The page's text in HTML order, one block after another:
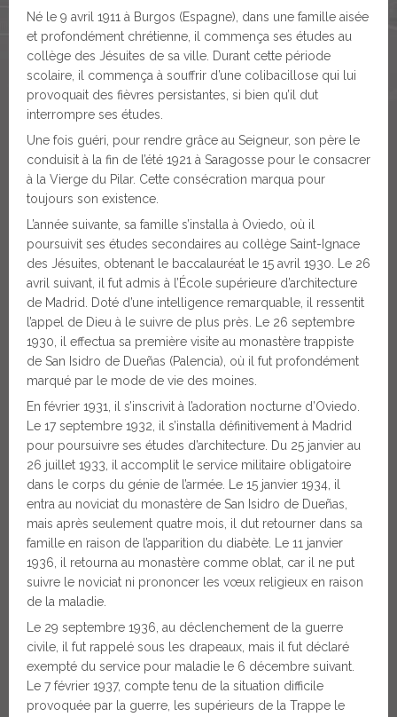
Né le 9 avril 1911 à Burgos (Espagne), dans une famille aisée
et profondément chrétienne, il commença ses études au
collège des Jésuites de sa ville. Durant cette période
scolaire, il commença à souffrir d’une colibacillose qui lui
provoquait des fièvres persistantes, si bien qu’il dut
interrompre ses études.
Une fois guéri, pour rendre grâce au Seigneur, son père le
conduisit à la fin de l’été 1921 à Saragosse pour le consacrer
à la Vierge du Pilar. Cette consécration marqua pour
toujours son existence.
L’année suivante, sa famille s’installa à Oviedo, où il
poursuivit ses études secondaires au collège Saint-Ignace
des Jésuites, obtenant le baccalauréat le 15 avril 1930. Le 26
avril suivant, il fut admis à l’École supérieure d’architecture
de Madrid. Doté d’une intelligence remarquable, il ressentit
l’appel de Dieu à le suivre de plus près. Le 26 septembre
1930, il effectua sa première visite au monastère trappiste
de San Isidro de Dueñas (Palencia), où il fut profondément
marqué par le mode de vie des moines.
En février 1931, il s’inscrivit à l’adoration nocturne d’Oviedo.
Le 17 septembre 1932, il s’installa définitivement à Madrid
pour poursuivre ses études d’architecture. Du 25 janvier au
26 juillet 1933, il accomplit le service militaire obligatoire
dans le corps du génie de l’armée. Le 15 janvier 1934, il
entra au noviciat du monastère de San Isidro de Dueñas,
mais après seulement quatre mois, il dut retourner dans sa
famille en raison de l’apparition du diabète. Le 11 janvier
1936, il retourna au monastère comme oblat, car il ne put
suivre le noviciat ni prononcer les vœux religieux en raison
de la maladie.
Le 29 septembre 1936, au déclenchement de la guerre
civile, il fut rappelé sous les drapeaux, mais il fut déclaré
exempté du service pour maladie le 6 décembre suivant.
Le 7 février 1937, compte tenu de la situation difficile
provoquée par la guerre, les supérieurs de la Trappe le